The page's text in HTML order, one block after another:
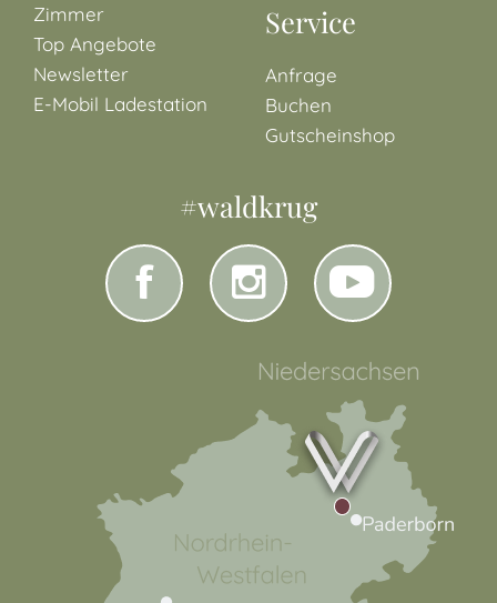
Zimmer
Top Angebote
Newsletter
E-Mobil Ladestation
Service
Anfrage
Buchen
Gutscheinshop
#waldkrug